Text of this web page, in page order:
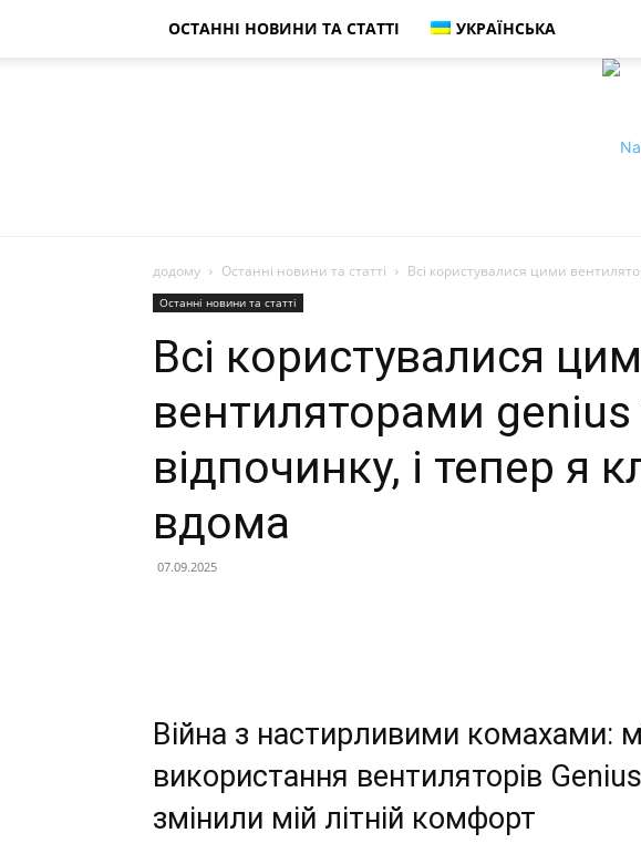
ОСТАННІ НОВИНИ ТА СТАТТІ УКРАЇНСЬКА
додому Останні новини та статті Всі користувалися цими
Останні новини та статті
Всі користувалися
вентиляторами genius
відпочинку, і тепер я
вдома
07.09.2025
Війна з настирливими комахами:
використання вентиляторів
змінили мій літній комфорт